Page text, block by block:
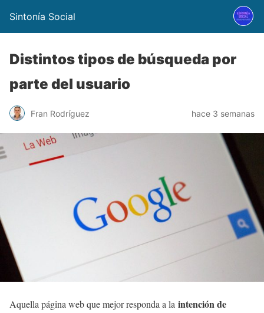
Sintonía Social
Distintos tipos de búsqueda por
parte del usuario
Fran Rodríguez hace 3 semanas
Aquella página web que mejor responda a la intención de